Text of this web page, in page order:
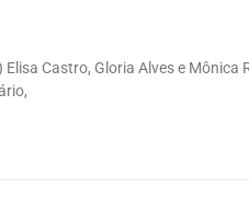
Castro, Gloria Alves e